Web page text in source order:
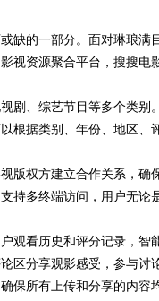
缺的一部分。面对琳琅满
视资源聚合平台，搜搜电
剧、综艺节目等多个类别
根据类别、年份、地区、
版权方建立合作关系，确
持多终端访问，用户无论
观看历史和评分记录，智
分享观影感受，参与讨
保所有上传和分享的内容
代平台